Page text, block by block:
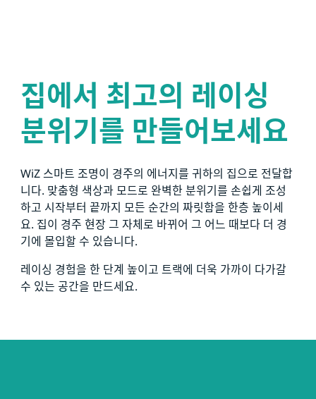
집에서 최고의 레이싱
분위기를 만들어보세요
WiZ 스마트 조명이 경주의 에너지를 귀하의 집으로 전달합
니다. 맞춤형 색상과 모드로 완벽한 분위기를 손쉽게 조성
하고 시작부터 끝까지 모든 순간의 짜릿함을 한층 높이세
요. 집이 경주 현장 그 자체로 바뀌어 그 어느 때보다 더 경
기에 몰입할 수 있습니다.
레이싱 경험을 한 단계 높이고 트랙에 더욱 가까이 다가갈
수 있는 공간을 만드세요.